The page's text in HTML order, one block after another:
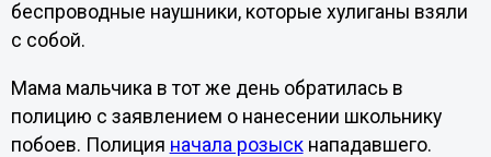
беспроводные наушники, которые хулиганы взяли
с собой.
Мама мальчика в тот же день обратилась в
полицию с заявлением о нанесении школьнику
побоев. Полиция начала розыскнападавшего.